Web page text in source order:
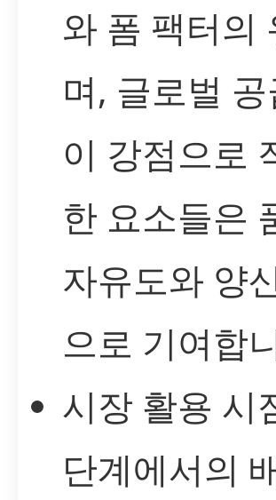
와 폼 팩터의
며, 글로벌
이 강점으로
한 요소들은
자유도와 양
으로 기여합
시장 활용 시
단계에서의